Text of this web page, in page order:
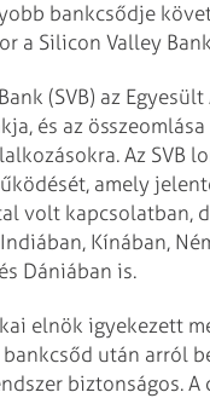
bankcsődje
a Silicon Valley
(SVB) az
és az
Az SVB
amely
volt kapcsolatban,
Kínában,
Dániában is.
elnök igyekezett
után arról
biztonságos. A